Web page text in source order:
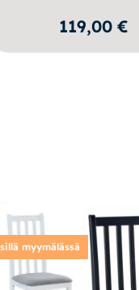
119,00€
myymälässä